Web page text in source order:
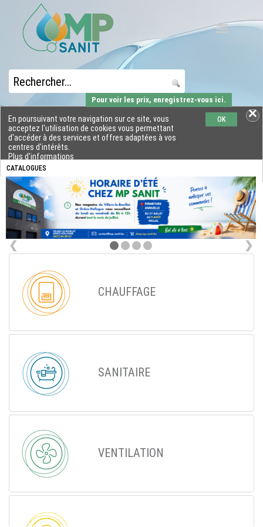
CATALOGUES
En poursuivant votre navigation sur ce site, vous
acceptez l'utilisation de cookies vous permettant
d'accéder à des services et offres adaptées à vos
centres d'intérêts.
Plus d'informations
OK
Pour voir les prix, enregistrez-vous ici.